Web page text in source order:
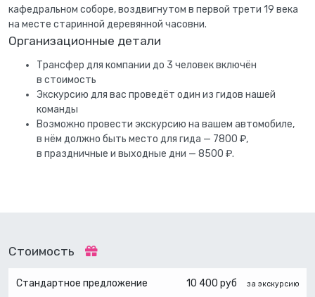
кафедральном соборе, воздвигнутом в первой трети 19 века
на месте старинной деревянной часовни.
Организационные детали
Трансфер для компании до 3 человек включён
в стоимость
Экскурсию для вас проведёт один из гидов нашей
команды
Возможно провести экскурсию на вашем автомобиле,
в нём должно быть место для гида — 7800 ₽,
в праздничные и выходные дни — 8500 ₽.
Стоимость
Стандартное предложение 10 400 руб за экскурсию